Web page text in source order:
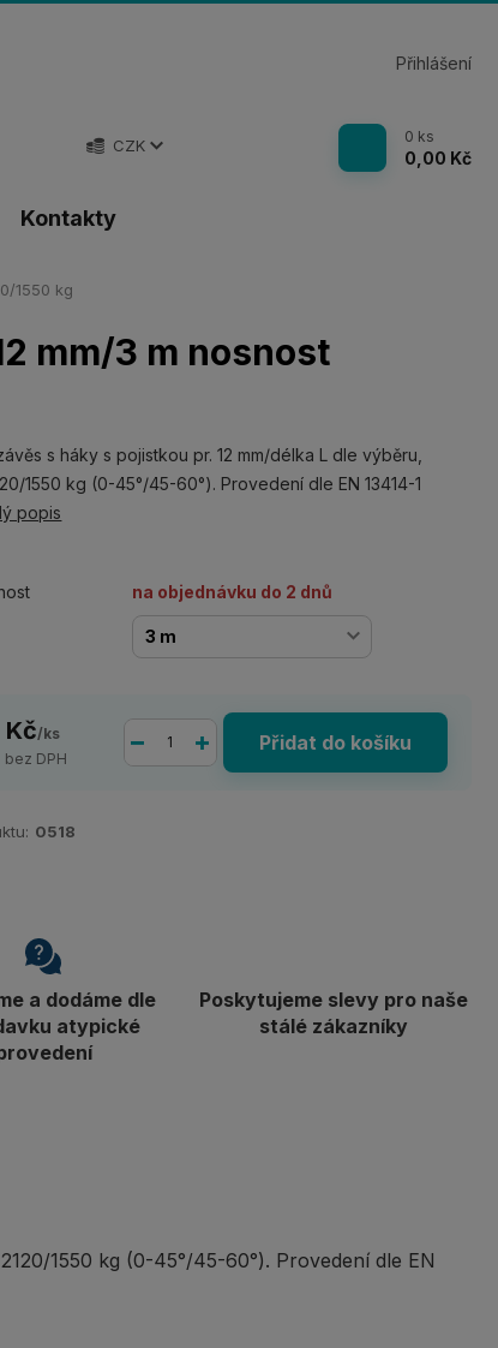
Kontakty
CZK
Přihlášení
0 ks
0,00 Kč
1550 kg
mm/3 m nosnost
s háky s pojistkou pr. 12 mm/délka L dle výběru,
1550 kg (0-45°/45-60°). Provedení dle EN 13414-1
popis
na objednávku do 2 dnů
Kč/ks
bez DPH
Přidat do košíku
0518
a dodáme dle
atypické
Poskytujeme slevy pro naše
stálé zákazníky
1550 kg (0-45°/45-60°). Provedení dle EN